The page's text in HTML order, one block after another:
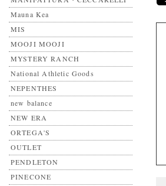
Mauna Kea
MIS
MOOJI MOOJI
MYSTERY RANCH
National Athletic Goods
NEPENTHES
new balance
NEW ERA
ORTEGA'S
OUTLET
PENDLETON
PINECONE